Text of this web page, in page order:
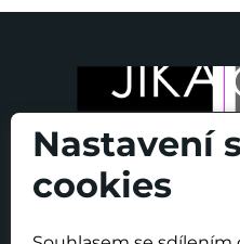
Nastavení
cookies